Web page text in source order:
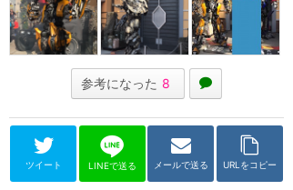
参考になった 8
ツイート LINEで送る メールで送る URLをコピー